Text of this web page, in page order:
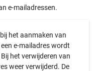
e-mailadressen.
het aanmaken van
e-mailadres wordt
het verwijderen van
weer verwijderd. De